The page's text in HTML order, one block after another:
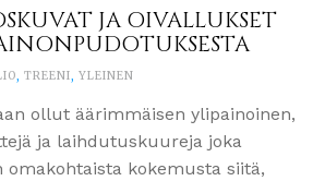
JA OIVALLUKSET
, TREENI, YLEINEN
ollut äärimmäisen ylipainoinen,
ja laihdutuskuureja joka
omakohtaista kokemusta siitä,